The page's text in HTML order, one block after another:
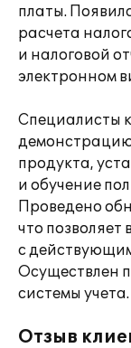
платы.
расчета
и налоговой
электронном
Специалисты
продукта,
и обучение
Проведено
что позволяет
с
Осуществлен
системы учета.
Отзыв